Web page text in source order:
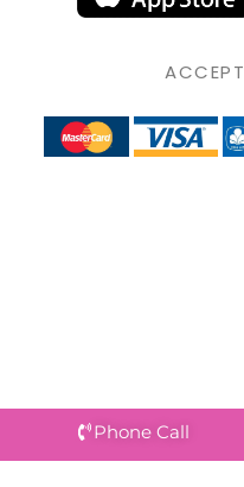
Phone Call